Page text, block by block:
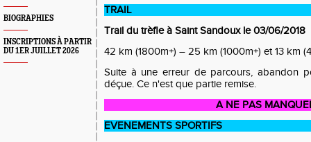
BIOGRAPHIES
INSCRIPTIONS À PARTIR
DU 1ER JUILLET 2026
TRAIL
Trail du trèfle à Saint Sandoux le 03/06/2018
42 km (1800m+) – 25 km (1000m+) et 13 km
Suite à une erreur de parcours, abandon
déçue. Ce n'est que partie remise.
A NE PAS
EVENEMENTS SPORTIFS